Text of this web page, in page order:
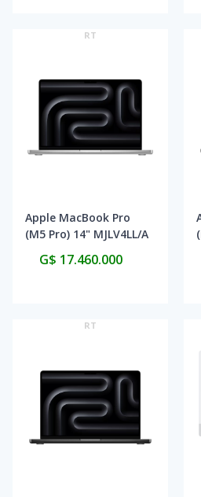
RT
Apple MacBook Pro
(M5 Pro) 14" MJLV4LL/A
G$ 17.460.000
RT